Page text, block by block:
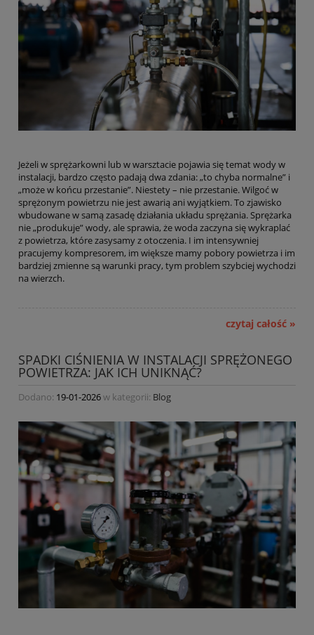
Jeżeli w sprężarkowni lub w warsztacie pojawia się temat wody w
instalacji, bardzo często padają dwa zdania: „to chyba normalne” i
„może w końcu przestanie”. Niestety – nie przestanie. Wilgoć w
sprężonym powietrzu nie jest awarią ani wyjątkiem. To zjawisko
wbudowane w samą zasadę działania układu sprężania. Sprężarka
nie „produkuje” wody, ale sprawia, że woda zaczyna się wykraplać
z powietrza, które zasysamy z otoczenia. I im intensywniej
pracujemy kompresorem, im większe mamy pobory powietrza i im
bardziej zmienne są warunki pracy, tym problem szybciej wychodzi
na wierzch.
czytaj całość »
SPADKI CIŚNIENIA W INSTALACJI SPRĘŻONEGO
POWIETRZA: JAK ICH UNIKNĄĆ?
Dodano: 19-01-2026w kategorii: Blog